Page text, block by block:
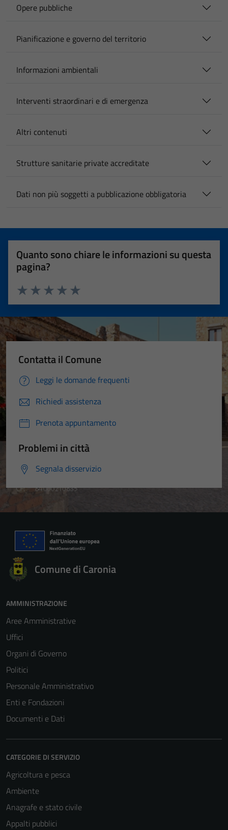
Opere pubbliche
Pianificazione e governo del territorio
Informazioni ambientali
Interventi straordinari e di emergenza
Altri contenuti
Strutture sanitarie private accreditate
Dati non più soggetti a pubblicazione obbligatoria
Quanto sono chiare le informazioni su questa
pagina?
Valuta 5 stelle su 5
Valuta 4 stelle su 5
Valuta 3 stelle su 5
Valuta 2 stelle su 5
Valuta 1 stelle su 5
Contatta il Comune
Leggi le domande frequenti
Richiedi assistenza
Prenota appuntamento
Problemi in città
Segnala disservizio
Comune di Caronia
AMMINISTRAZIONE
Aree Amministrative
Uffici
Organi di Governo
Politici
Personale Amministrativo
Enti e Fondazioni
Documenti e Dati
CATEGORIE DI SERVIZIO
Agricoltura e pesca
Ambiente
Anagrafe e stato civile
Appalti pubblici